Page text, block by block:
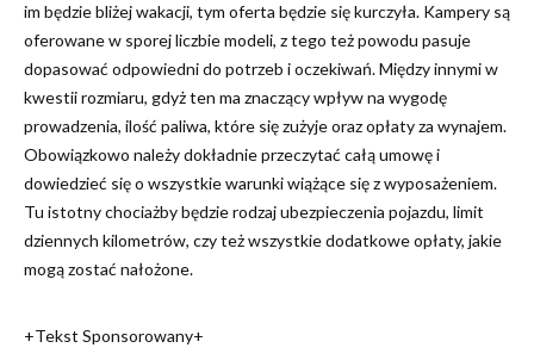
im będzie bliżej wakacji, tym oferta będzie się kurczyła. Kampery są
oferowane w sporej liczbie modeli, z tego też powodu pasuje
dopasować odpowiedni do potrzeb i oczekiwań. Między innymi w
kwestii rozmiaru, gdyż ten ma znaczący wpływ na wygodę
prowadzenia, ilość paliwa, które się zużyje oraz opłaty za wynajem.
Obowiązkowo należy dokładnie przeczytać całą umowę i
dowiedzieć się o wszystkie warunki wiążące się z wyposażeniem.
Tu istotny chociażby będzie rodzaj ubezpieczenia pojazdu, limit
dziennych kilometrów, czy też wszystkie dodatkowe opłaty, jakie
mogą zostać nałożone.
+Tekst Sponsorowany+